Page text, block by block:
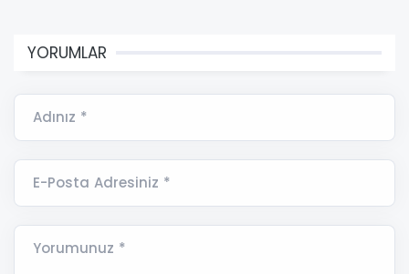
YORUMLAR
Adınız *
E-Posta Adresiniz *
Yorumunuz *